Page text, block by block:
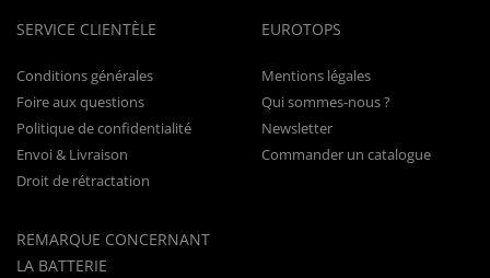
SERVICE CLIENTÈLE
Conditions générales
Foire aux questions
Politique de confidentialité
Envoi & Livraison
Droit de rétractation
REMARQUE CONCERNANT
LA BATTERIE
EUROTOPS
Mentions légales
Qui sommes-nous ?
Newsletter
Commander un catalogue